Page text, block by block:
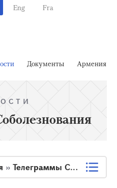
Eng Fra
Документы Армения
» Телеграммы Соболезнования